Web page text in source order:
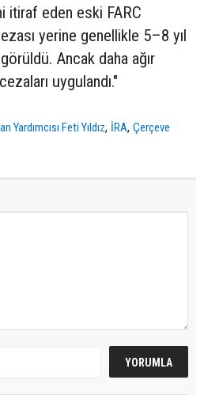
itiraf eden eski FARC
yerine genellikle 5–8 yıl
Ancak daha ağır
uygulandı."
Yardımcısı Feti Yıldız, İRA,Çerçeve